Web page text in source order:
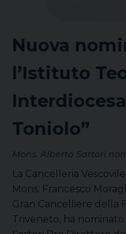
Nuova
l’Istituto
Toniolo”
Mons. Alberto Sartori
La Cancelleria
Mons. Francesco
Gran Cancelliere della
Triveneto, ha